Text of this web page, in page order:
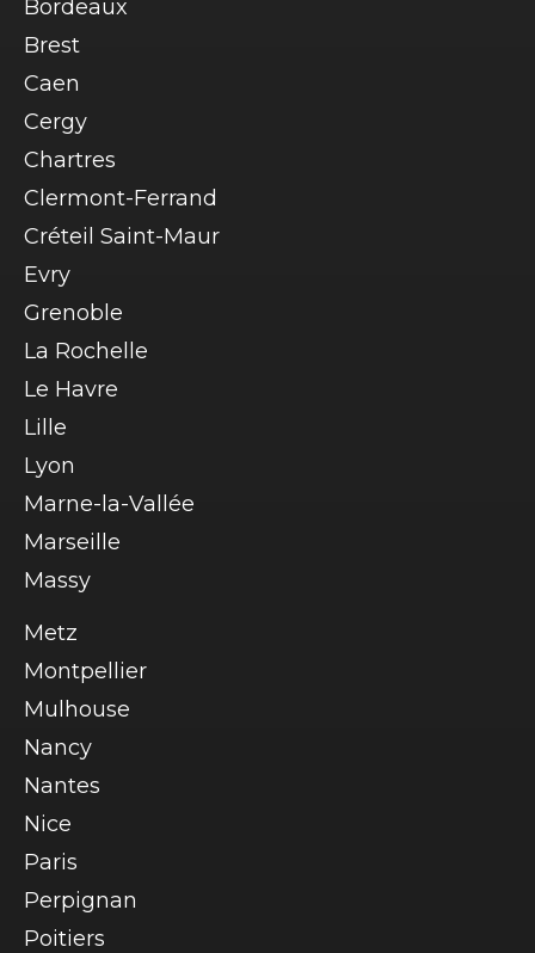
Bordeaux
Brest
Caen
Cergy
Chartres
Clermont-Ferrand
Créteil Saint-Maur
Evry
Grenoble
La Rochelle
Le Havre
Lille
Lyon
Marne-la-Vallée
Marseille
Massy
Metz
Montpellier
Mulhouse
Nancy
Nantes
Nice
Paris
Perpignan
Poitiers